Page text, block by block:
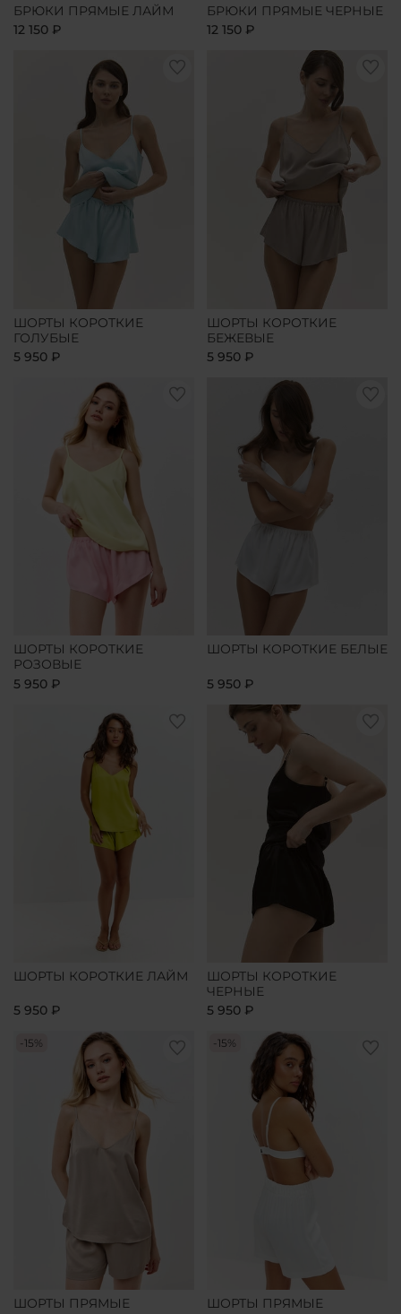
БРЮКИ ПРЯМЫЕ ЛАЙМ
12 150 ₽
БРЮКИ ПРЯМЫЕ ЧЕРНЫЕ
12 150 ₽
ШОРТЫ КОРОТКИЕ
ГОЛУБЫЕ
5 950 ₽
ШОРТЫ КОРОТКИЕ
БЕЖЕВЫЕ
5 950 ₽
ШОРТЫ КОРОТКИЕ
РОЗОВЫЕ
5 950 ₽
ШОРТЫ КОРОТКИЕ БЕЛЫЕ
5 950 ₽
ШОРТЫ КОРОТКИЕ ЛАЙМ
5 950 ₽
ШОРТЫ КОРОТКИЕ
ЧЕРНЫЕ
5 950 ₽
-15%
ШОРТЫ ПРЯМЫЕ
-15%
ШОРТЫ ПРЯМЫЕ